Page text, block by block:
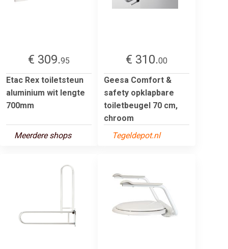
€ 309.95
Etac Rex toiletsteun
aluminium wit lengte
700mm
Meerdere shops
€ 310.00
Geesa Comfort &
safety opklapbare
toiletbeugel 70 cm,
chroom
Tegeldepot.nl